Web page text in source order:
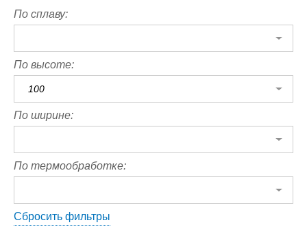
По сплаву:
По высоте:
100
По ширине:
По термообработке:
Сбросить фильтры